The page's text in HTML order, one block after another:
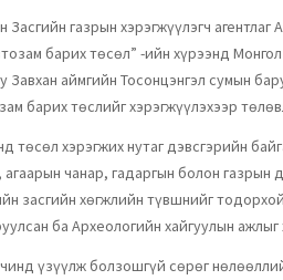
газрын хэрэгжүүлэгч
барих төсөл” -ийн хүрээнд
Завхан аймгийн Тосонцэнгэл сумын
барих төслийг хэрэгжүүлэхээр
төсөл хэрэгжих нутаг дэвсгэрийн
чанар, гадаргын болон
засгийн хөгжлийн түвшнийг
ба Археологийн хайгуулын ажлыг
үзүүлж болзошгүй сөрөг